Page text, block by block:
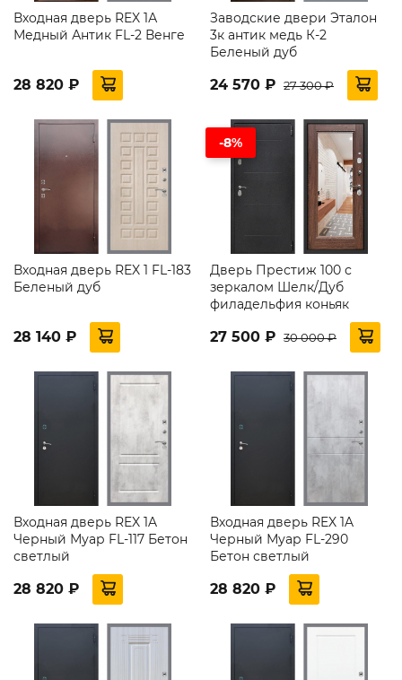
Входная дверь REX 1А
Медный Антик FL-2 Венге
28 820 ₽
Заводские двери Эталон
3к антик медь К-2
Беленый дуб
24 570 ₽ 27 300 ₽
Входная дверь REX 1 FL-183
Беленый дуб
28 140 ₽
-8%
Дверь Престиж 100 с
зеркалом Шелк/Дуб
филадельфия коньяк
27 500 ₽ 30 000 ₽
Входная дверь REX 1A
Черный Муар FL-117 Бетон
светлый
28 820 ₽
Входная дверь REX 1A
Черный Муар FL-290
Бетон светлый
28 820 ₽